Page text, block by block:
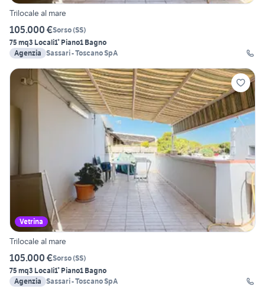
Trilocale al mare
105.000 €Sorso(SS)
75 mq3 Locali1° Piano1 Bagno
Agenzia Sassari - Toscano SpA
Vetrina
Trilocale al mare
105.000 €Sorso(SS)
75 mq3 Locali1° Piano1 Bagno
Agenzia Sassari - Toscano SpA